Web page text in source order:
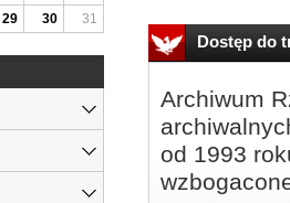
Dostęp do
Archiwum
od 1993
29 30 31